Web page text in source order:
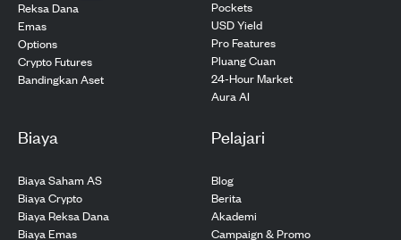
Reksa Dana
Emas
Options
Crypto Futures
Bandingkan Aset
Pockets
USD Yield
Pro Features
Pluang Cuan
24-Hour Market
Aura AI
Biaya
Biaya Saham AS
Biaya Crypto
Biaya Reksa Dana
Biaya Emas
Pelajari
Blog
Berita
Akademi
Campaign & Promo